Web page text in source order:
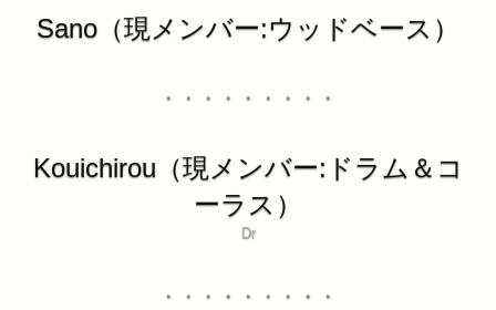
Sano（現メンバー:ウッドベース）
・・・・・・・・・
Kouichirou（現メンバー:ドラム＆コ
ーラス）
Dr
・・・・・・・・・